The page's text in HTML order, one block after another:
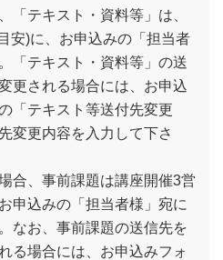
「テキスト・資料等」は、
安)に、お申込みの「担当者
「テキスト・資料等」の送
更される場合には、お申込
「テキスト等送付先変更
変更内容を入力して下さ
合、事前課題は講座開催3営
申込みの「担当者様」宛に
なお、事前課題の送信先を
る場合には、お申込みフォ